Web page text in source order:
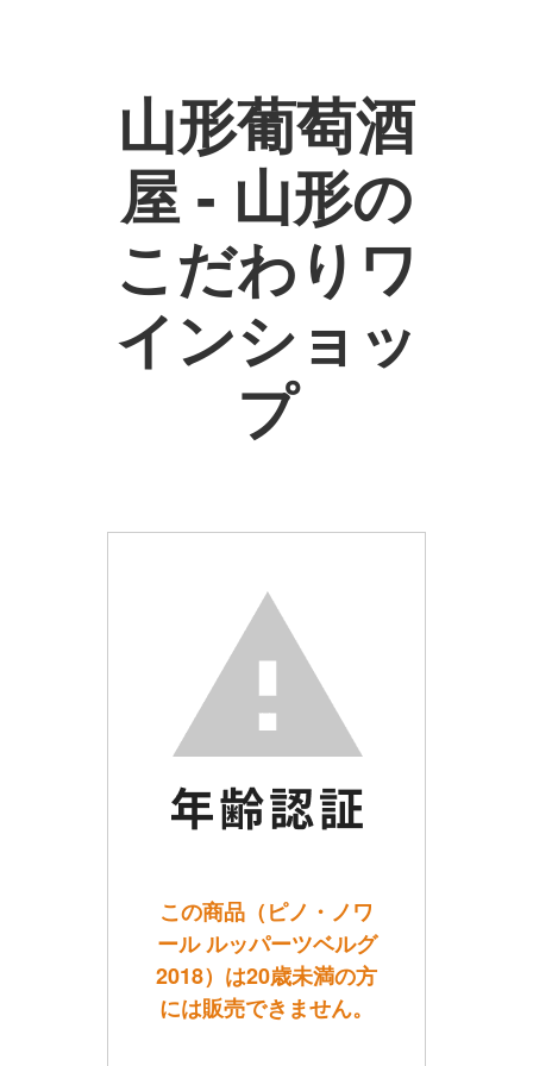
山形葡萄酒
屋 - 山形の
こだわりワ
インショッ
プ
この商品（ピノ・ノワ
ール ルッパーツベルグ
2018）は20歳未満の方
には販売できません。